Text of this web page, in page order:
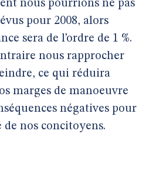
nous pourrions ne pas
pour 2008, alors
sera de l’ordre de 1 %.
nous rapprocher
ce qui réduira
marges de manoeuvre
négatives pour
nos concitoyens.